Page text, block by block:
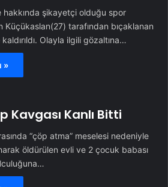
hakkında şikayetçi olduğu spor
Küçükaslan(27) tarafından bıçaklanan
Olayla ilgili gözaltına…
»
Kavgası Kanlı Bitti
“çöp atma” meselesi nedeniyle
öldürülen evli ve 2 çocuk babası